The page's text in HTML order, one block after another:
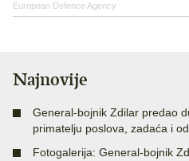
European Defence Agency
Najnovije
General-bojnik Zdilar predao
primatelju poslova, zadaća i
Fotogalerija: General-bojnik